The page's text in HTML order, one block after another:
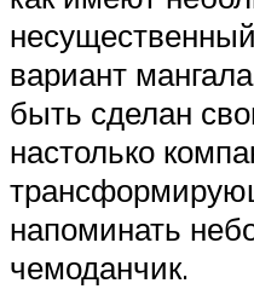
вариант
быть сделан
настолько
напоминать
чемоданчик.